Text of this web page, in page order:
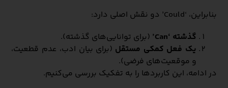
بنابراین، ‘Could’ دو نقش اصلی دارد:
گذشته ‘Can’
(برای توانایی‌های گذشته).
یک فعل کمکی مستقل (برای بیان ادب، عدم قطعیت،
و موقعیت‌های فرضی).
در ادامه، این کاربردها را به تفکیک بررسی می‌کنیم.